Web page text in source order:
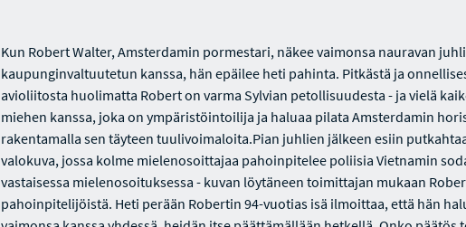
Kun Robert Walter, Amsterdamin pormestari, näkee vaimonsa nauravan
kaupunginvaltuutetun kanssa, hän epäilee heti pahinta. Pitkästä ja
avioliitosta huolimatta Robert on varma Sylvian petollisuudesta - ja vielä
miehen kanssa, joka on ympäristöintoilija ja haluaa pilata Amsterdamin
rakentamalla sen täyteen tuulivoimaloita.Pian juhlien jälkeen esiin
valokuva, jossa kolme mielenosoittajaa pahoinpitelee poliisia Vietnamin
vastaisessa mielenosoituksessa - kuvan löytäneen toimittajan mukaan
pahoinpitelijöistä. Heti perään Robertin 94-vuotias isä ilmoittaa, että hän